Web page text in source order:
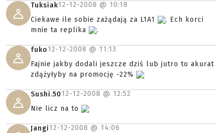
Tuksiak12-12-2008 @ 10:18
Ciekawe ile sobie zażądają za L1A1
. Ech korci
mnie ta replika
.
fuko12-12-2008 @ 11:13
Fajnie jakby dodali jeszcze dziś lub jutro to akurat
zdążyłyby na promocję -22%
Sushi.5012-12-2008 @ 12:52
Nie licz na to
Jangi12-12-2008 @ 14:06